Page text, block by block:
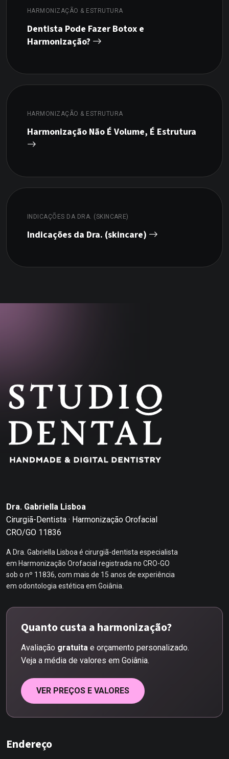
HARMONIZAÇÃO & ESTRUTURA
Dentista Pode Fazer Botox e
Harmonização?
HARMONIZAÇÃO & ESTRUTURA
Harmonização Não É Volume, É Estrutura
INDICAÇÕES DA DRA. (SKINCARE)
Indicações da Dra. (skincare)
Dra. Gabriella Lisboa
Cirurgiã-Dentista · Harmonização Orofacial
CRO/GO 11836
A Dra. Gabriella Lisboa é cirurgiã-dentista especialista
em Harmonização Orofacial registrada no CRO-GO
sob o nº 11836, com mais de 15 anos de experiência
em odontologia estética em Goiânia.
Quanto custa a harmonização?
Avaliação gratuita e orçamento personalizado.
Veja a média de valores em Goiânia.
VER PREÇOS E VALORES
Endereço